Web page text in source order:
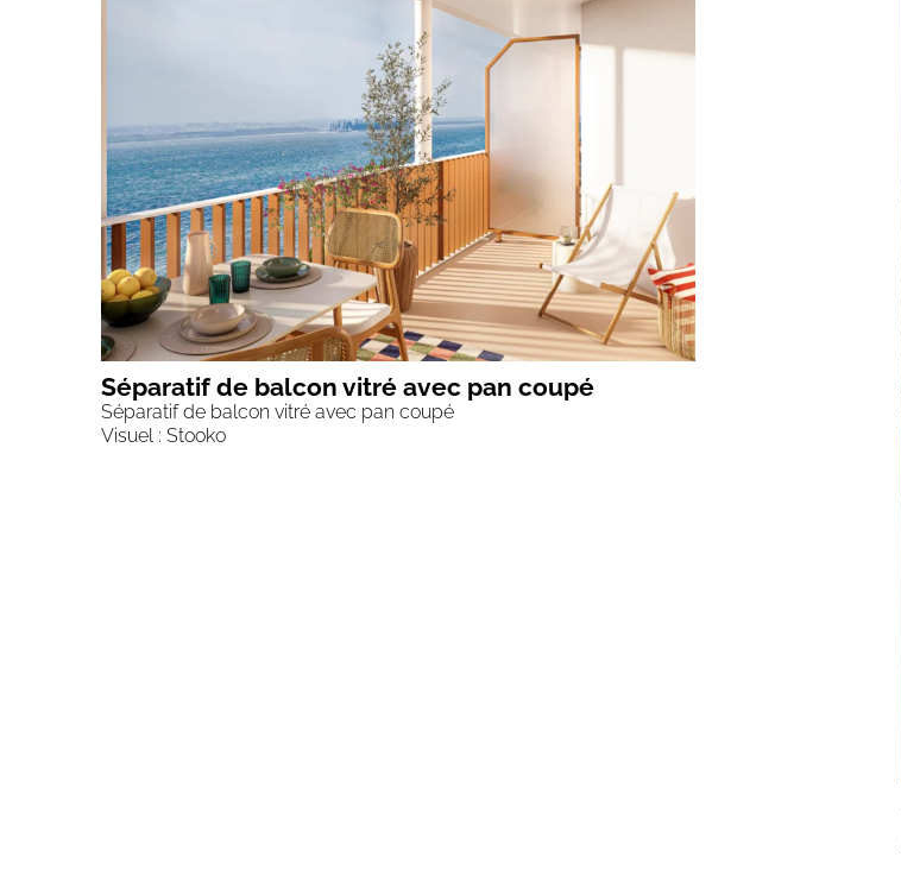
Séparatif de balcon vitré avec pan coupé
Séparatif de balcon vitré avec pan coupé
Visuel : Stooko